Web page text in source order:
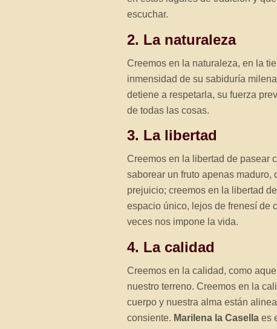
escuchar.
2. La naturaleza
Creemos en la naturaleza, en la
inmensidad de su sabiduría
detiene a respetarla, su fuerza
de todas las cosas.
3. La libertad
Creemos en la libertad de pasear
saborear un fruto apenas maduro,
prejuicio; creemos en la libertad
espacio único, lejos de frenesí de
veces nos impone la vida.
4. La calidad
Creemos en la calidad, como
nuestro terreno. Creemos en la
cuerpo y nuestra alma están
consiente. Marilena la Casella es